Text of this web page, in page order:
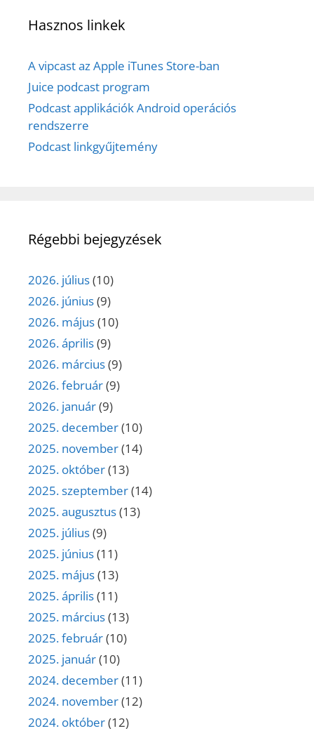
Hasznos linkek
A vipcast az Apple iTunes Store-ban
Juice podcast program
Podcast applikációk Android operációs
rendszerre
Podcast linkgyűjtemény
Régebbi bejegyzések
2026. július(10)
2026. június(9)
2026. május(10)
2026. április(9)
2026. március(9)
2026. február(9)
2026. január(9)
2025. december(10)
2025. november(14)
2025. október(13)
2025. szeptember(14)
2025. augusztus(13)
2025. július(9)
2025. június(11)
2025. május(13)
2025. április(11)
2025. március(13)
2025. február(10)
2025. január(10)
2024. december(11)
2024. november(12)
2024. október(12)